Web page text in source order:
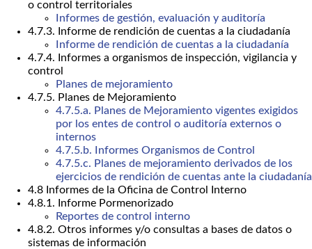
o control territoriales
Informes de gestión, evaluación y auditoría
4.7.3. Informe de rendición de cuentas a la ciudadanía
Informe de rendición de cuentas a la ciudadanía
4.7.4. Informes a organismos de inspección, vigilancia y
control
Planes de mejoramiento
4.7.5. Planes de Mejoramiento
4.7.5.a. Planes de Mejoramiento vigentes exigidos
por los entes de control o auditoría externos o
internos
4.7.5.b. Informes Organismos de Control
4.7.5.c. Planes de mejoramiento derivados de los
ejercicios de rendición de cuentas ante la ciudadanía
4.8 Informes de la Oficina de Control Interno
4.8.1. Informe Pormenorizado
Reportes de control interno
4.8.2. Otros informes y/o consultas a bases de datos o
sistemas de información